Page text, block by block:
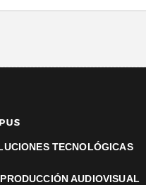
TECNOLÓGICAS
AUDIOVISUAL